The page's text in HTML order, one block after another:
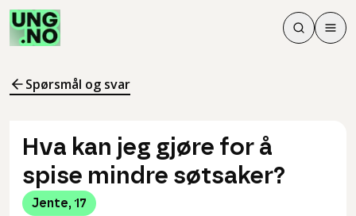
Søk
Søk
Meny
Spørsmål og svar
Hva kan jeg gjøre for å
spise mindre søtsaker?
Jente, 17